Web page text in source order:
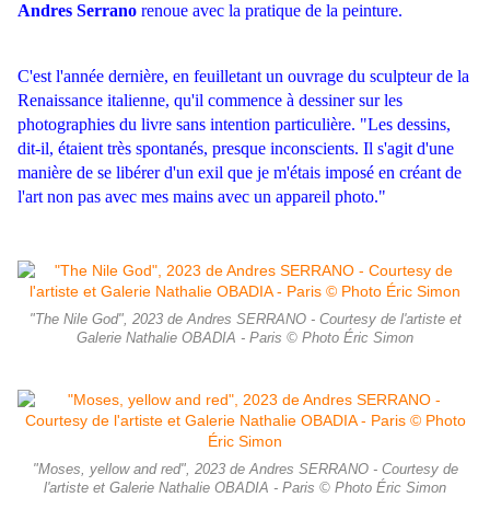
Andres Serrano renoue avec la pratique de la peinture.
C'est l'année dernière, en feuilletant un ouvrage du sculpteur de la
Renaissance italienne, qu'il commence à dessiner sur les
photographies du livre sans intention particulière. "Les dessins,
dit-il, étaient très spontanés, presque inconscients. Il s'agit d'une
manière de se libérer d'un exil que je m'étais imposé en créant de
l'art non pas avec mes mains avec un appareil photo."
"The Nile God", 2023 de Andres SERRANO - Courtesy de l'artiste et
Galerie Nathalie OBADIA - Paris © Photo Éric Simon
"Moses, yellow and red", 2023 de Andres SERRANO - Courtesy de
l'artiste et Galerie Nathalie OBADIA - Paris © Photo Éric Simon